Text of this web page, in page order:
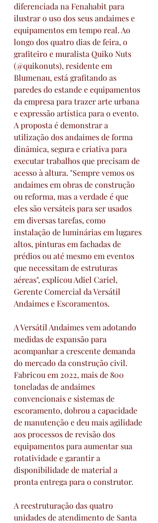
diferenciada na Fenahabit para
ilustrar o uso dos seus andaimes e
equipamentos em tempo real. Ao
longo dos quatro dias de feira, o
grafiteiro e muralista Quiko Nuts
(@quikonuts), residente em
Blumenau, está grafitando as
paredes do estande e equipamentos
da empresa para trazer arte urbana
e expressão artística para o evento.
A proposta é demonstrar a
utilização dos andaimes de forma
dinâmica, segura e criativa para
executar trabalhos que precisam de
acesso à altura. "Sempre vemos os
andaimes em obras de construção
ou reforma, mas a verdade é que
eles são versáteis para ser usados
em diversas tarefas, como
instalação de luminárias em lugares
altos, pinturas em fachadas de
prédios ou até mesmo em eventos
que necessitam de estruturas
aéreas", explicou Adiel Cariel,
Gerente Comercial da Versátil
Andaimes e Escoramentos.
A Versátil Andaimes vem adotando
medidas de expansão para
acompanhar a crescente demanda
do mercado da construção civil.
Fabricou em 2022, mais de 800
toneladas de andaimes
convencionais e sistemas de
escoramento, dobrou a capacidade
de manutenção e deu mais agilidade
aos processos de revisão dos
equipamentos para aumentar sua
rotatividade e garantir a
disponibilidade de material a
pronta entrega para o construtor.
A reestruturação das quatro
unidades de atendimento de Santa